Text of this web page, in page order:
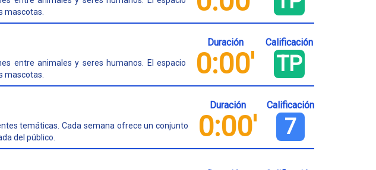
mascotas.
entre animales y seres humanos. El espacio
mascotas.
Duración
0:00'
Calificación
TP
temáticas. Cada semana ofrece un conjunto
del público.
Duración
0:00'
Calificación
7